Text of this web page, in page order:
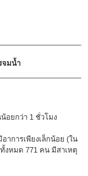
จมน้ำ
อยกว่า 1 ชั่วโมง
าการเพียงเล็กน้อย (ใน
งหมด 771 คน มีสาเหตุ